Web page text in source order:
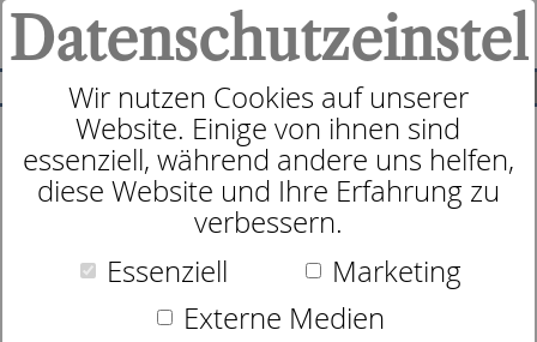
SUCHE
0
Motorrahmen
dormabell Innova M4 memory
Wir nutzen Cookies auf unserer
Website. Einige von ihnen sind
essenziell, während andere uns helfen,
diese Website und Ihre Erfahrung zu
verbessern.
Essenziell
Marketing
Externe Medien